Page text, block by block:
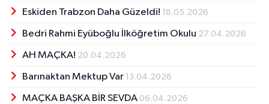
Eskiden Trabzon Daha Güzeldi! 18.05.2026
Bedri Rahmi Eyüboğlu İlköğretim Okulu 27.04.2026
AH MAÇKA! 20.04.2026
Barınaktan Mektup Var 13.04.2026
MAÇKA BAŞKA BİR SEVDA 06.04.2026